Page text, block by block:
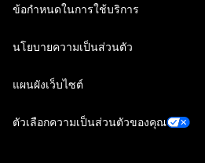
ข้อกำหนดในการใช้บริการ
นโยบายความเป็นส่วนตัว
แผนผังเว็บไซต์
ตัวเลือกความเป็นส่วนตัวของคุณ